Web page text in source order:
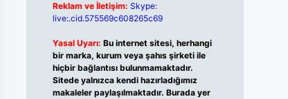
Reklam ve İletişim: Skype:
live:.cid.575569c608265c69
Yasal Uyarı: Bu internet sitesi, herhangi
bir marka, kurum veya şahıs şirketi ile
hiçbir bağlantısı bulunmamaktadır.
Sitede yalnızca kendi hazırladığımız
makaleler paylaşılmaktadır. Burada yer